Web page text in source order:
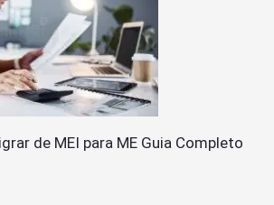
de MEI para ME Guia Completo